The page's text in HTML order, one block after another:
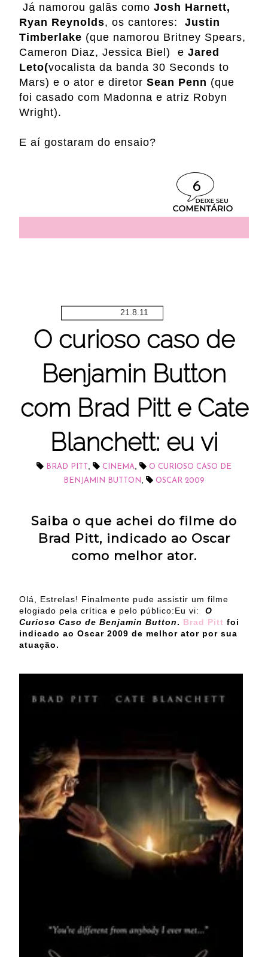
Já namorou galãs como Josh Harnett,
Ryan Reynolds, os cantores: Justin
Timberlake (que namorou Britney Spears,
Cameron Diaz, Jessica Biel) e Jared
Leto(vocalista da banda 30 Seconds to
Mars) e o ator e diretor Sean Penn (que
foi casado com Madonna e atriz Robyn
Wright).
E aí gostaram do ensaio?
6
21.8.11
O curioso caso de
Benjamin Button
com Brad Pitt e Cate
Blanchett: eu vi
BRAD PITT CINEMA
O CURIOSO CASO DE
BENJAMIN BUTTON
OSCAR 2009
Saiba o que achei do filme do
Brad Pitt, indicado ao Oscar
como melhor ator.
Olá, Estrelas! Finalmente pude assistir um filme
elogiado pela crítica e pelo público:Eu vi: O
Curioso Caso de Benjamin Button. Brad Pitt foi
indicado ao Oscar 2009 de melhor ator por sua
atuação.